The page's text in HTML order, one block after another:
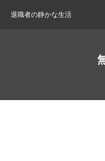
退職者の静かな生活